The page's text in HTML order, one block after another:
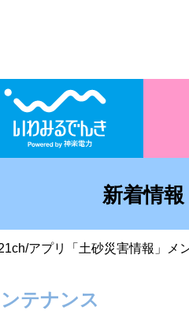
新着情報
アプリ「土砂災害情報」メ
テナンス